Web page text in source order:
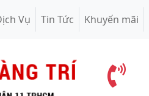
Vụ Tin Tức Khuyến mãi